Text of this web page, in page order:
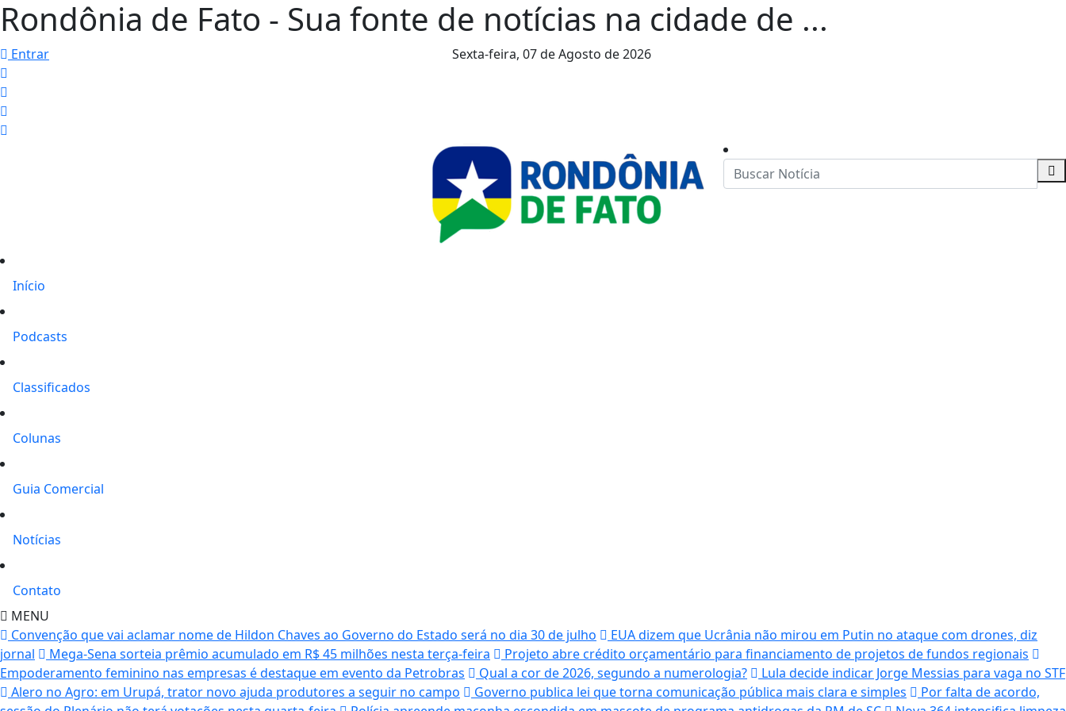
Rondônia de Fato - Sua fonte de notícias na cidade de ...
Entrar Sexta-feira, 07 de Agosto de 2026
Início
Podcasts
Classificados
Colunas
Guia Comercial
Notícias
Contato
MENU
Convenção que vai aclamar nome de Hildon Chaves ao Governo do Estado será no dia 30 de julho
EUA dizem que Ucrânia não mirou em Putin no ataque com drones, diz
jornal
Mega-Sena sorteia prêmio acumulado em R$ 45 milhões nesta terça-feira
Projeto abre crédito orçamentário para financiamento de projetos de fundos regionais
Empoderamento feminino nas empresas é destaque em evento da Petrobras
Qual a cor de 2026, segundo a numerologia?
Lula decide indicar Jorge Messias para vaga no STF
Alero no Agro: em Urupá, trator novo ajuda produtores a seguir no campo
Governo publica lei que torna comunicação pública mais clara e simples
Por falta de acordo,